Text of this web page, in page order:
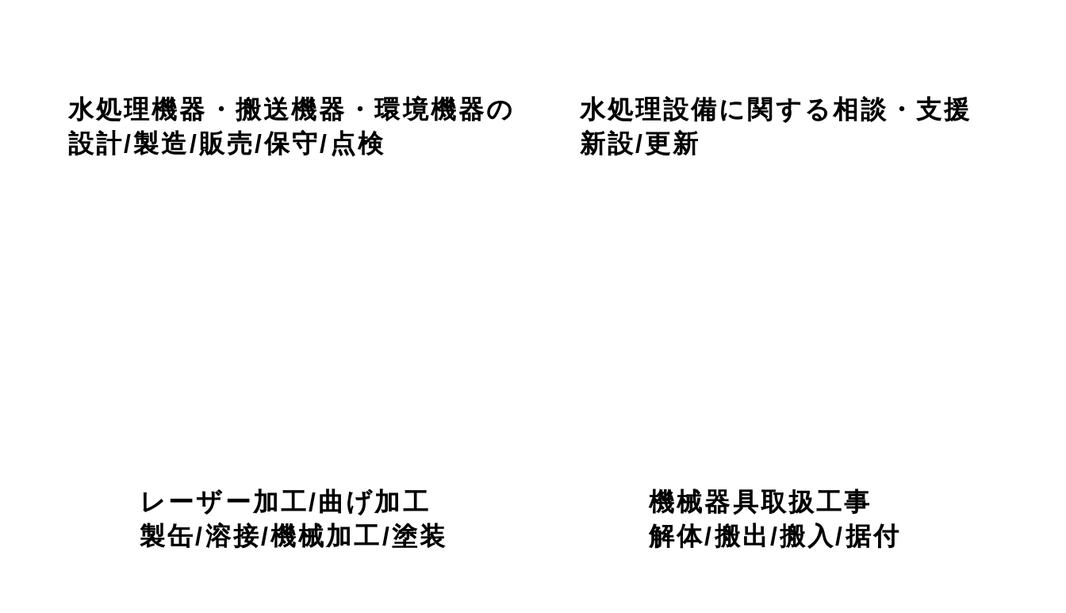
水処理機器・搬送機器・環境機器の
設計/製造/販売/保守/点検
レーザー加工/曲げ加工
製缶/​溶接/機械加工/塗装
水処理設備に関する相談・支援
​新設/更新
機械器具取扱工事
解体/搬出/搬入/据付